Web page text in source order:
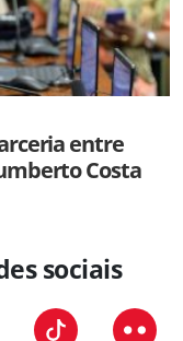
entre
Costa
sociais